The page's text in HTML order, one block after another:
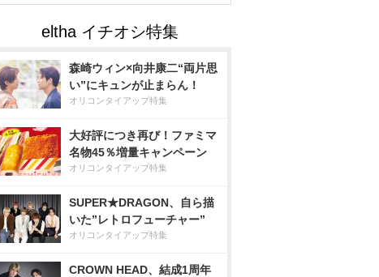
森崎ウィン×向井康二“両片思
い”にキュンが止まらん！
オリコンタイアップ特集
大好評につき再び！ファミマ
名物45％増量キャンペーン
オリコンタイアップ特集
SUPER★DRAGON、自ら描
いた”レトロフューチャー”
オリコンタイアップ特集
CROWN HEAD、結成1周年